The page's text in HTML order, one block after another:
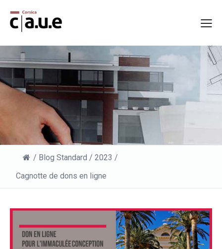
/ Blog Standard / 2023 /
Cagnotte de dons en ligne